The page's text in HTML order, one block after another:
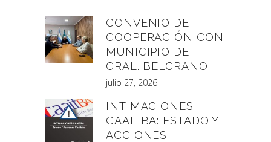
CONVENIO DE
COOPERACIÓN CON
MUNICIPIO DE
GRAL. BELGRANO
julio 27, 2026
INTIMACIONES
CAAITBA: ESTADO Y
ACCIONES